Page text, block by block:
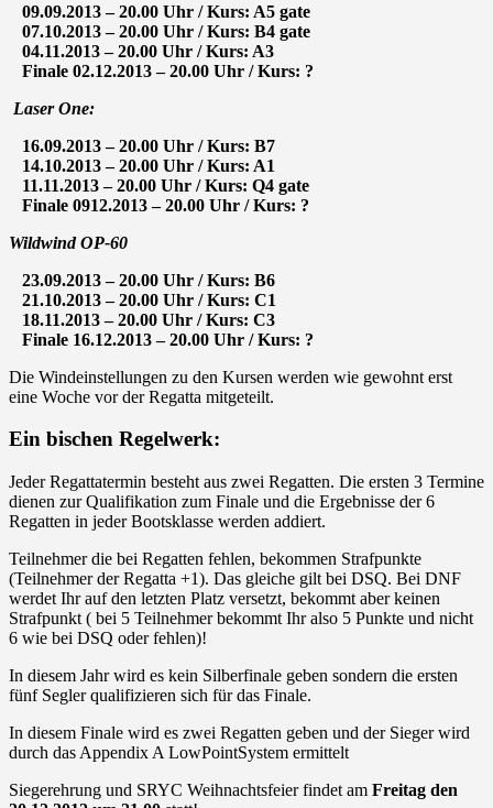
09.09.2013 – 20.00 Uhr / Kurs: A5 gate
07.10.2013 – 20.00 Uhr / Kurs: B4 gate
04.11.2013 – 20.00 Uhr / Kurs: A3
Finale 02.12.2013 – 20.00 Uhr / Kurs: ?
Laser One:
16.09.2013 – 20.00 Uhr / Kurs: B7
14.10.2013 – 20.00 Uhr / Kurs: A1
11.11.2013 – 20.00 Uhr / Kurs: Q4 gate
Finale 0912.2013 – 20.00 Uhr / Kurs: ?
Wildwind OP-60
23.09.2013 – 20.00 Uhr / Kurs: B6
21.10.2013 – 20.00 Uhr / Kurs: C1
18.11.2013 – 20.00 Uhr / Kurs: C3
Finale 16.12.2013 – 20.00 Uhr / Kurs: ?
Die Windeinstellungen zu den Kursen werden wie gewohnt erst
eine Woche vor der Regatta mitgeteilt.
Ein bischen Regelwerk:
Jeder Regattatermin besteht aus zwei Regatten. Die ersten 3 Termine
dienen zur Qualifikation zum Finale und die Ergebnisse der 6
Regatten in jeder Bootsklasse werden addiert.
Teilnehmer die bei Regatten fehlen, bekommen Strafpunkte
(Teilnehmer der Regatta +1). Das gleiche gilt bei DSQ. Bei DNF
werdet Ihr auf den letzten Platz versetzt, bekommt aber keinen
Strafpunkt ( bei 5 Teilnehmer bekommt Ihr also 5 Punkte und nicht
6 wie bei DSQ oder fehlen)!
In diesem Jahr wird es kein Silberfinale geben sondern die ersten
fünf Segler qualifizieren sich für das Finale.
In diesem Finale wird es zwei Regatten geben und der Sieger wird
durch das Appendix A LowPointSystem ermittelt
Siegerehrung und SRYC Weihnachtsfeier findet am Freitag den